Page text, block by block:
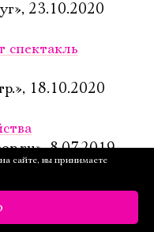
23.10.2020
спектакль
18.10.2020
8.07.2019
4.07.2019
сайте, вы принимаете